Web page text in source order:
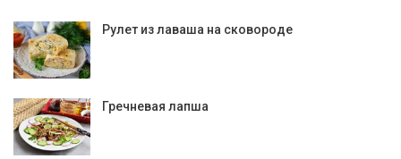
Рулет из лаваша на сковороде
Гречневая лапша